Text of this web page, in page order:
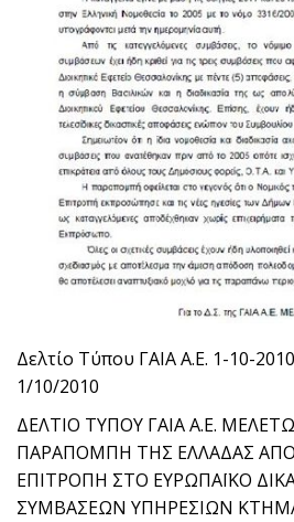
Δελτίο Τύπου ΓΑΙΑ Α.Ε. 1-10-2010
1/10/2010
ΔΕΛΤΙΟ ΤΥΠΟΥ ΓΑΙΑ Α.Ε.
ΠΑΡΑΠΟΜΠΗ ΤΗΣ ΕΛΛΑΔΑΣ
ΕΠΙΤΡΟΠΗ ΣΤΟ ΕΥΡΩΠΑΪΚΟ
ΣΥΜΒΑΣΕΩΝ ΥΠΗΡΕΣΙΩΝ